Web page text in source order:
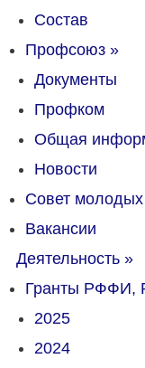
Состав
Профсоюз »
Документы
Профком
Общая
Новости
Совет
Вакансии
Деятельность »
Гранты РФФИ,
2025
2024